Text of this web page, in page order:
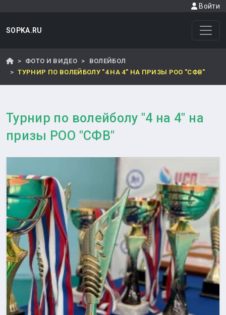
Войти
SOPKA.RU
ФОТО И ВИДЕО
ВОЛЕЙБОЛ
ТУРНИР ПО ВОЛЕЙБОЛУ "4 НА 4" НА ПРИЗЫ РОО "СФВ"
Турнир по волейболу "4 на 4" на
призы РОО "СФВ"